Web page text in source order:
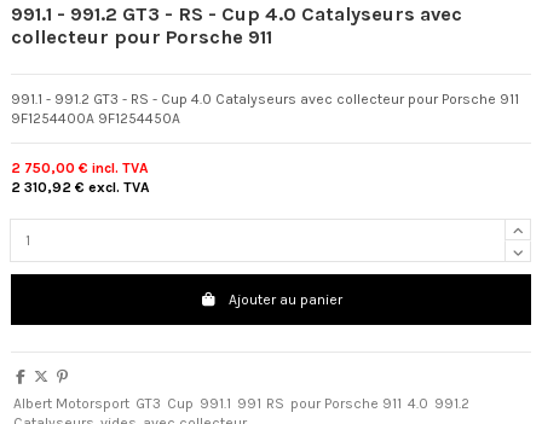
991.1 - 991.2 GT3 - RS - Cup 4.0 Catalyseurs avec
collecteur pour Porsche 911
991.1 - 991.2 GT3 - RS - Cup 4.0 Catalyseurs avec collecteur pour Porsche 911
9F1254400A 9F1254450A
2 750,00 € incl. TVA
2 310,92 € excl. TVA
Ajouter au panier
Albert Motorsport GT3 Cup 991.1 991 RS pour Porsche 911 4.0 991.2